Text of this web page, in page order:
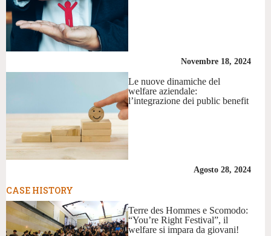
Novembre 18, 2024
Le nuove dinamiche del
welfare aziendale:
l’integrazione dei public benefit
Agosto 28, 2024
CASE HISTORY
Terre des Hommes e Scomodo:
“You’re Right Festival”, il
welfare si impara da giovani!